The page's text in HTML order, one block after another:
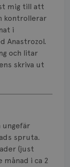
mig till att
kontrollerar
i
Anastrozol.
och litar
skriva ut
ungefär
spruta.
(just
månad i ca 2